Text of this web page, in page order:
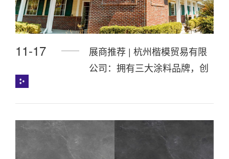
11-17
展商推荐 | 杭州楷模贸易有限
公司：拥有三大涂料品牌，创